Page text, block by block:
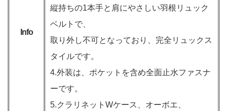
Info
縦持ちの1本手と肩にやさしい羽根リュック
ベルトで、
取り外し不可となっており、完全リュックス
タイルです。
4.外装は、ポケットを含め全面止水ファスナ
ーです。
5.クラリネットWケース、オーボエ、